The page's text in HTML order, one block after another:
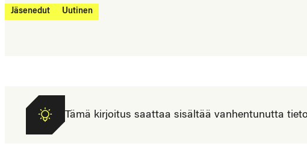
Jäsenedut Uutinen
Tämä kirjoitus saattaa sisältää vanhentunutta